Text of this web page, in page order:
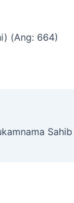
(Ang: 664)